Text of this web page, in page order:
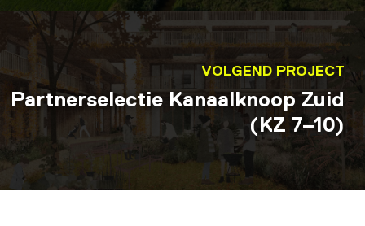
VOLGEND PROJECT
Partnerselectie Kanaalknoop Zuid
(KZ 7–10)